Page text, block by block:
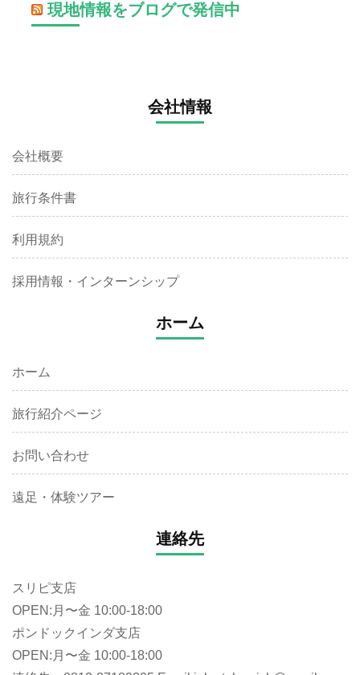
現地情報をブログで発信中
会社情報
会社概要
旅行条件書
利用規約
採用情報・インターンシップ
ホーム
ホーム
旅行紹介ページ
お問い合わせ
遠足・体験ツアー
連絡先
スリピ支店
OPEN:月〜金 10:00-18:00
ポンドックインダ支店
OPEN:月〜金 10:00-18:00